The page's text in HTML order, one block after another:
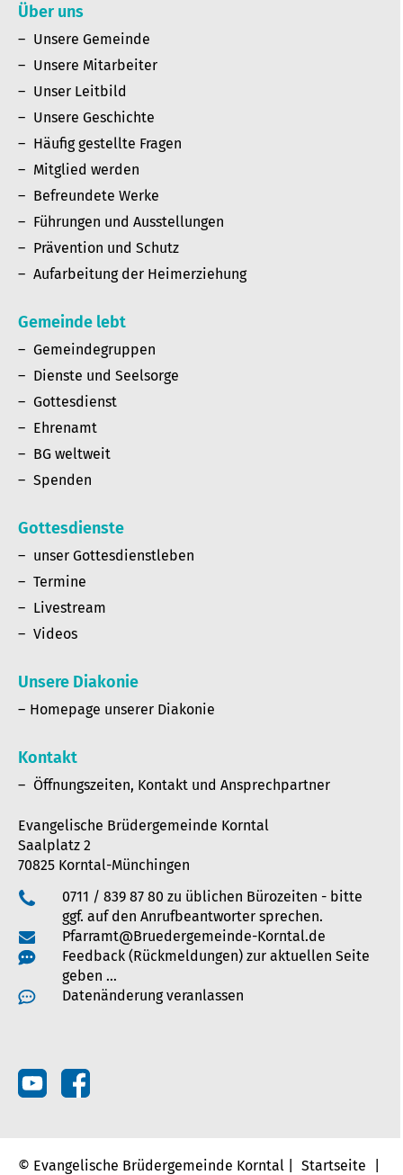
Über uns
Unsere Gemeinde
Unsere Mitarbeiter
Unser Leitbild
Unsere Geschichte
Häufig gestellte Fragen
Mitglied werden
Befreundete Werke
Führungen und Ausstellungen
Prävention und Schutz
Aufarbeitung der Heimerziehung
Gemeinde lebt
Gemeindegruppen
Dienste und Seelsorge
Gottesdienst
Ehrenamt
BG weltweit
Spenden
Gottesdienste
unser Gottesdienstleben
Termine
Livestream
Videos
Unsere Diakonie
Homepage unserer Diakonie
Kontakt
Öffnungszeiten, Kontakt und Ansprechpartner
Evangelische Brüdergemeinde Korntal
Saalplatz 2
70825 Korntal-Münchingen
0711 / 839 87 80 zu üblichen Bürozeiten - bitte
ggf. auf den Anrufbeantworter sprechen.
Pfarramt@Bruedergemeinde-Korntal.de
Feedback (Rückmeldungen) zur aktuellen Seite
geben …
Datenänderung veranlassen
© Evangelische Brüdergemeinde Korntal | Startseite